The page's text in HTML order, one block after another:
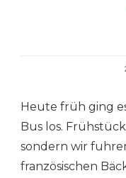
Heute früh ging
Bus los.
sondern wir
französischen